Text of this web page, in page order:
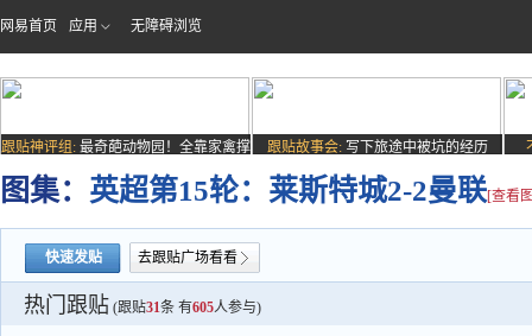
网易首页 应用 无障碍浏览
跟贴神评组: 最奇葩动物园！全靠家禽撑
场子
跟贴故事会: 写下旅途中被坑的经历
图集： 英超第15轮：莱斯特城2-2曼联[查看
快速发贴 去跟贴广场看看
热门跟贴 (跟贴31条 有605人参与)